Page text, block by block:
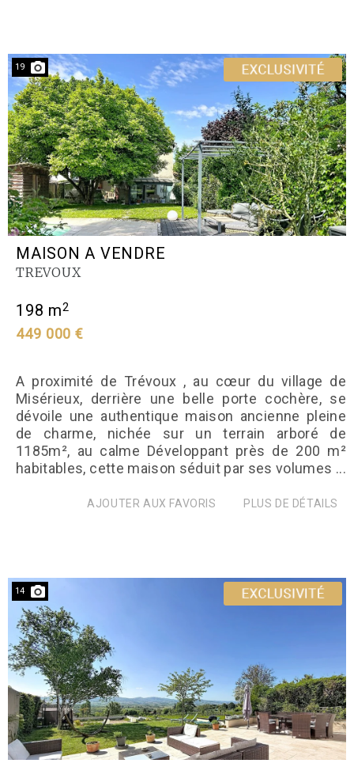
19
MAISON A VENDRE
TREVOUX
198 m2
449 000 €
A proximité de Trévoux , au cœur du village de
Misérieux, derrière une belle porte cochère, se
dévoile une authentique maison ancienne pleine
de charme, nichée sur un terrain arboré de
1185m², au calme Développant près de 200 m²
habitables, cette maison séduit par ses volumes ...
AJOUTER AUX FAVORIS PLUS DE DÉTAILS
14